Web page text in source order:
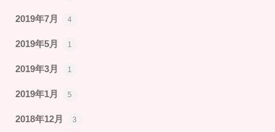
2019年7月 4
2019年5月 1
2019年3月 1
2019年1月 5
2018年12月 3